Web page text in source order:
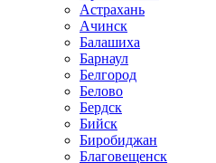
Астрахань
Ачинск
Балашиха
Барнаул
Белгород
Белово
Бердск
Бийск
Биробиджан
Благовещенск